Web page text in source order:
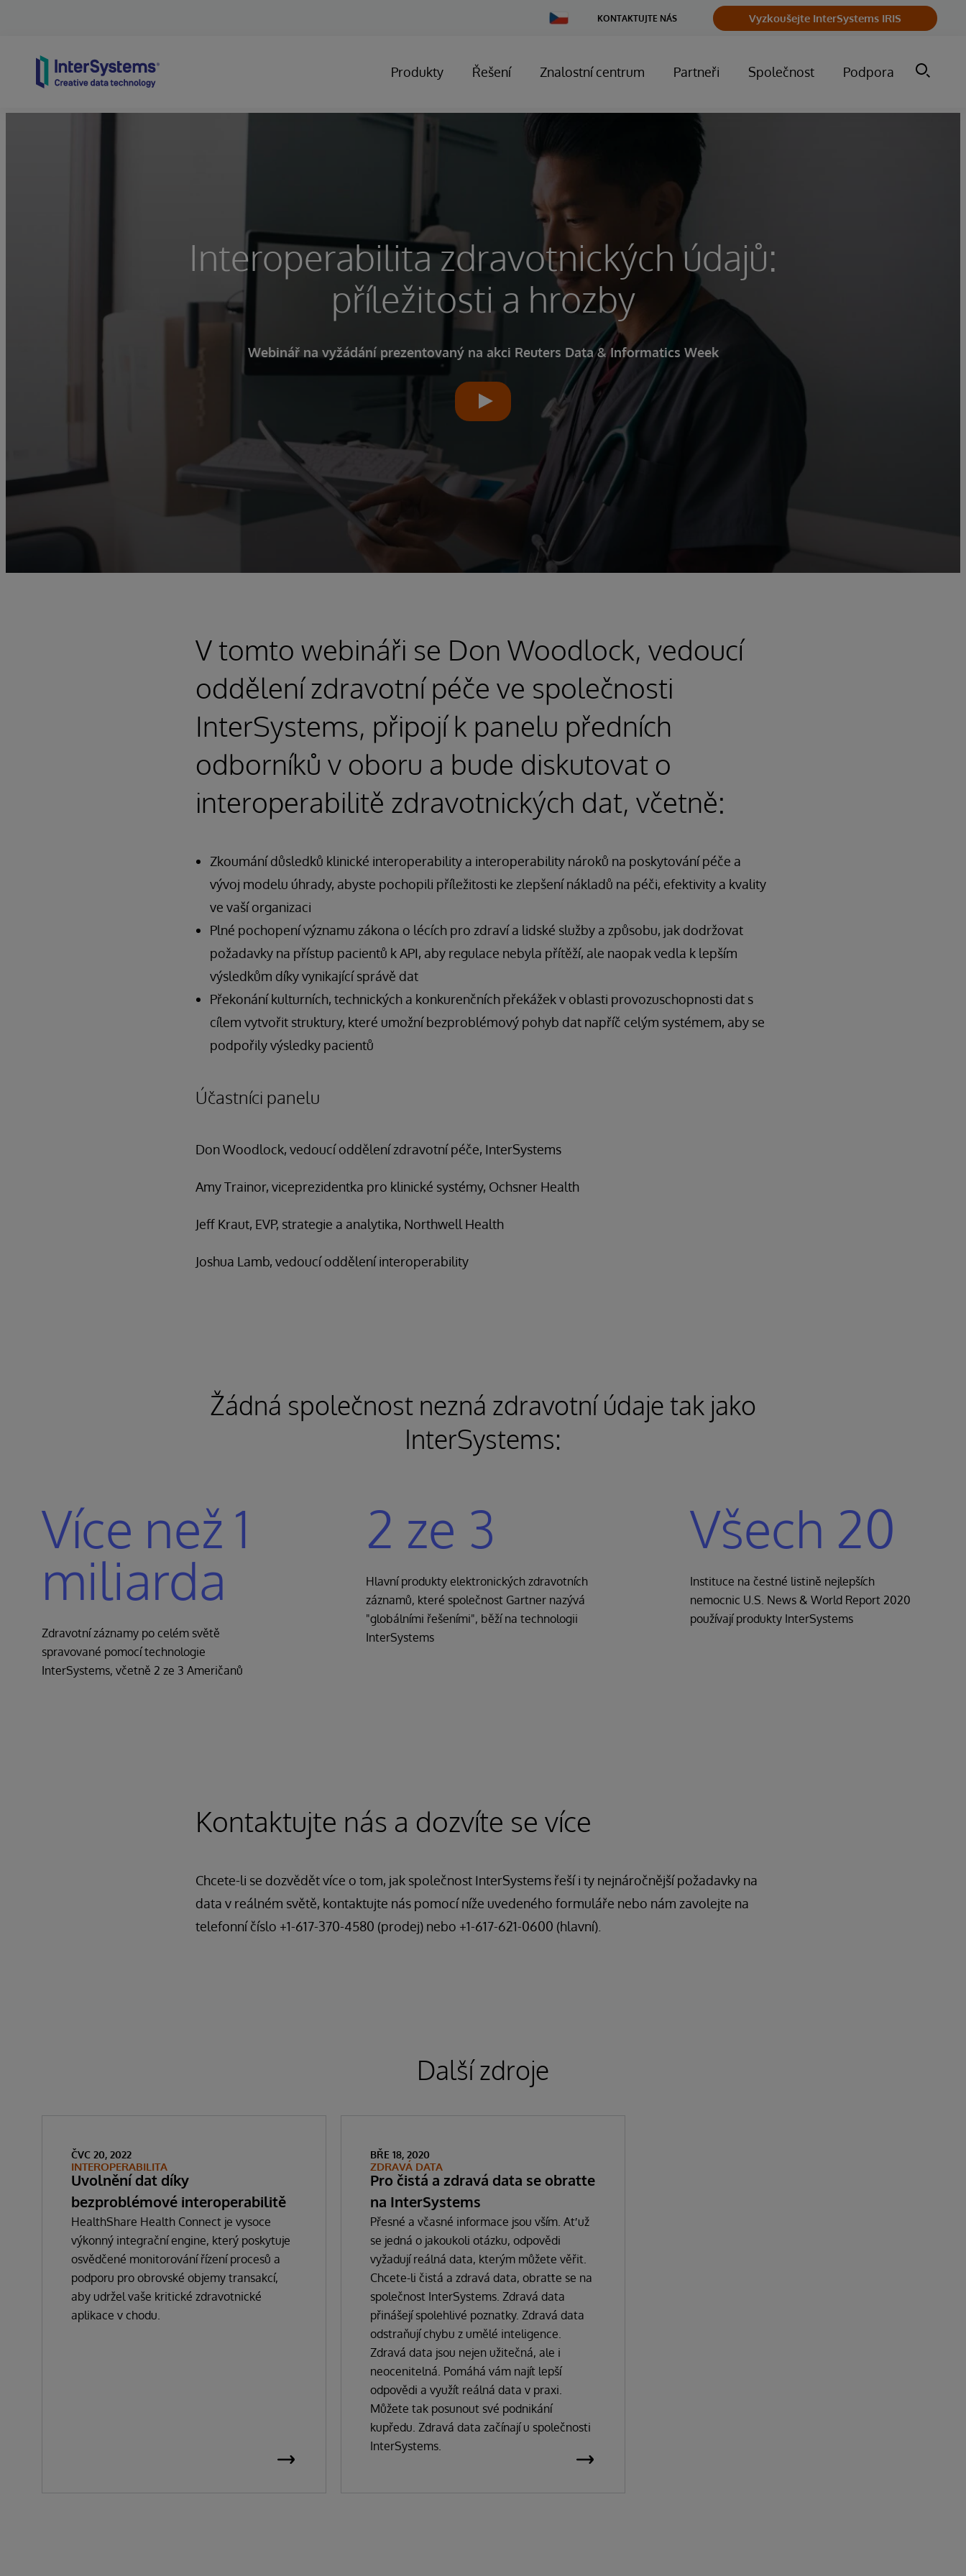
Change
Country
KONTAKTUJTE NÁS Vyzkoušejte InterSystems IRIS
Produkty Řešení Znalostní centrum Partneři Společnost Podpora
Interoperabilita zdravotnických údajů:
příležitosti a hrozby
Webinář na vyžádání prezentovaný na akci Reuters Data & Informatics Week
V tomto webináři se Don Woodlock, vedoucí
oddělení zdravotní péče ve společnosti
InterSystems, připojí k panelu předních
odborníků v oboru a bude diskutovat o
interoperabilitě zdravotnických dat, včetně:
Zkoumání důsledků klinické interoperability a interoperability nároků na poskytování péče a
vývoj modelu úhrady, abyste pochopili příležitosti ke zlepšení nákladů na péči, efektivity a kvality
ve vaší organizaci
Plné pochopení významu zákona o lécích pro zdraví a lidské služby a způsobu, jak dodržovat
požadavky na přístup pacientů k API, aby regulace nebyla přítěží, ale naopak vedla k lepším
výsledkům díky vynikající správě dat
Překonání kulturních, technických a konkurenčních překážek v oblasti provozuschopnosti dat s
cílem vytvořit struktury, které umožní bezproblémový pohyb dat napříč celým systémem, aby se
podpořily výsledky pacientů
Účastníci panelu
Don Woodlock, vedoucí oddělení zdravotní péče, InterSystems
Amy Trainor, viceprezidentka pro klinické systémy, Ochsner Health
Jeff Kraut, EVP, strategie a analytika, Northwell Health
Joshua Lamb, vedoucí oddělení interoperability
Žádná společnost nezná zdravotní údaje tak jako
InterSystems:
Více než 1
miliarda
Zdravotní záznamy po celém světě
spravované pomocí technologie
InterSystems, včetně 2 ze 3 Američanů
2 ze 3
Hlavní produkty elektronických zdravotních
záznamů, které společnost Gartner nazývá
"globálními řešeními", běží na technologii
InterSystems
Všech 20
Instituce na čestné listině nejlepších
nemocnic U.S. News & World Report 2020
používají produkty InterSystems
Kontaktujte nás a dozvíte se více
Chcete-li se dozvědět více o tom, jak společnost InterSystems řeší i ty nejnáročnější požadavky na
data v reálném světě, kontaktujte nás pomocí níže uvedeného formuláře nebo nám zavolejte na
telefonní číslo +1-617-370-4580 (prodej) nebo +1-617-621-0600 (hlavní).
Další zdroje
ČVC 20, 2022
INTEROPERABILITA
Uvolnění dat díky
bezproblémové interoperabilitě
HealthShare Health Connect je vysoce
výkonný integrační engine, který poskytuje
osvědčené monitorování řízení procesů a
podporu pro obrovské objemy transakcí,
aby udržel vaše kritické zdravotnické
aplikace v chodu.
BŘE 18, 2020
ZDRAVÁ DATA
Pro čistá a zdravá data se obraťte
na InterSystems
Přesné a včasné informace jsou vším. Ať už
se jedná o jakoukoli otázku, odpovědi
vyžadují reálná data, kterým můžete věřit.
Chcete-li čistá a zdravá data, obraťte se na
společnost InterSystems. Zdravá data
přinášejí spolehlivé poznatky. Zdravá data
odstraňují chybu z umělé inteligence.
Zdravá data jsou nejen užitečná, ale i
neocenitelná. Pomáhá vám najít lepší
odpovědi a využít reálná data v praxi.
Můžete tak posunout své podnikání
kupředu. Zdravá data začínají u společnosti
InterSystems.